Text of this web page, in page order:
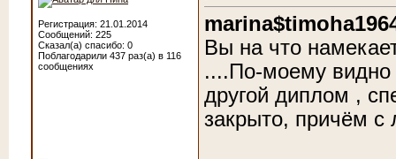
Регистрация: 21.01.2014
Сообщений: 225
Сказал(а) спасибо: 0
Поблагодарили 437 раз(а) в 116
сообщениях
Вы на что
....По-моему видно
другой диплом ,
закрыто, причём с